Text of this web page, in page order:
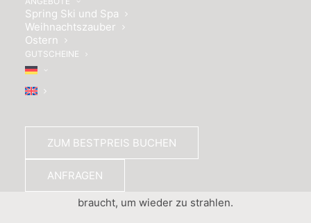
Spring Ski und Spa
Weihnachtszauber
Ostern
GUTSCHEINE
ZUM BESTPREIS BUCHEN
ANFRAGEN
EXKLUSIVE BEHANDLUNGEN
Schönheit kommt von Innen
Nehmen Sie sich eine Auszeit und lassen Sie den
individuellen Schönheitsbehandlungen mit den
Produkten von Maria Galland. Vertrauen Sie sich
braucht, um wieder zu strahlen.